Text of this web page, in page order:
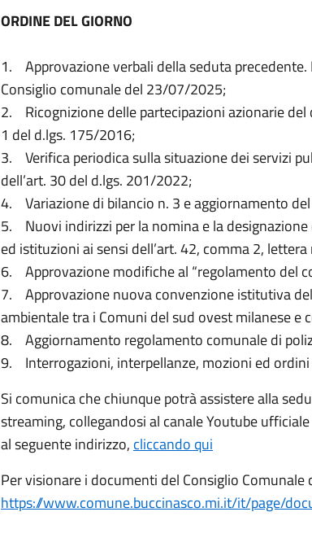
ORDINE DEL GIORNO
1. Approvazione verbali della seduta
Consiglio comunale del 23/07/2025;
2. Ricognizione delle partecipazioni azionarie del
1 del d.lgs. 175/2016;
3. Verifica periodica sulla situazione dei servizi
dell’art. 30 del d.lgs. 201/2022;
4. Variazione di bilancio n. 3 e aggiornamento
5. Nuovi indirizzi per la nomina e la
ed istituzioni ai sensi dell’art. 42, comma 2,
6. Approvazione modifiche al “regolamento del
7. Approvazione nuova convenzione istitutiva
ambientale tra i Comuni del sud ovest milanese e
8. Aggiornamento regolamento comunale di
9. Interrogazioni, interpellanze, mozioni ed
Si comunica che chiunque potrà assistere alla
streaming, collegandosi al canale Youtube
al seguente indirizzo, cliccando qui
Per visionare i documenti del Consiglio Comunale
https://www.comune.buccinasco.mi.it/it/page/